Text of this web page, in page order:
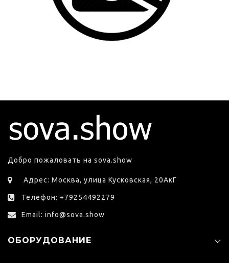
Добро пожаловать на sova.show
Адрес: Москва, улица Кусковская, 20АкГ
Телефон: +79254492279
Email: info@sova.show
ОБОРУДОВАНИЕ